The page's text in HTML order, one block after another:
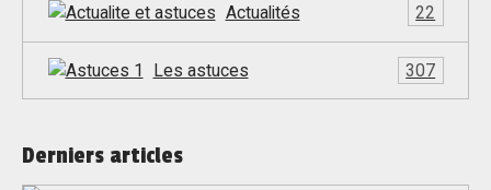
Actualités 22
Les astuces 307
Derniers articles